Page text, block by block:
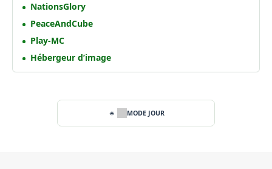
NationsGlory
PeaceAndCube
Play-MC
Hébergeur d’image
MODE JOUR